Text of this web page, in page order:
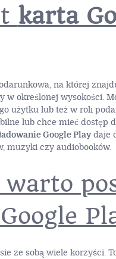
karta
na której
w określonej wysokości.
użytku lub też w roli
lub chce mieć dostęp
Google Playdaje
muzyki czy audiobooków.
warto
ze sobą wiele korzyści.